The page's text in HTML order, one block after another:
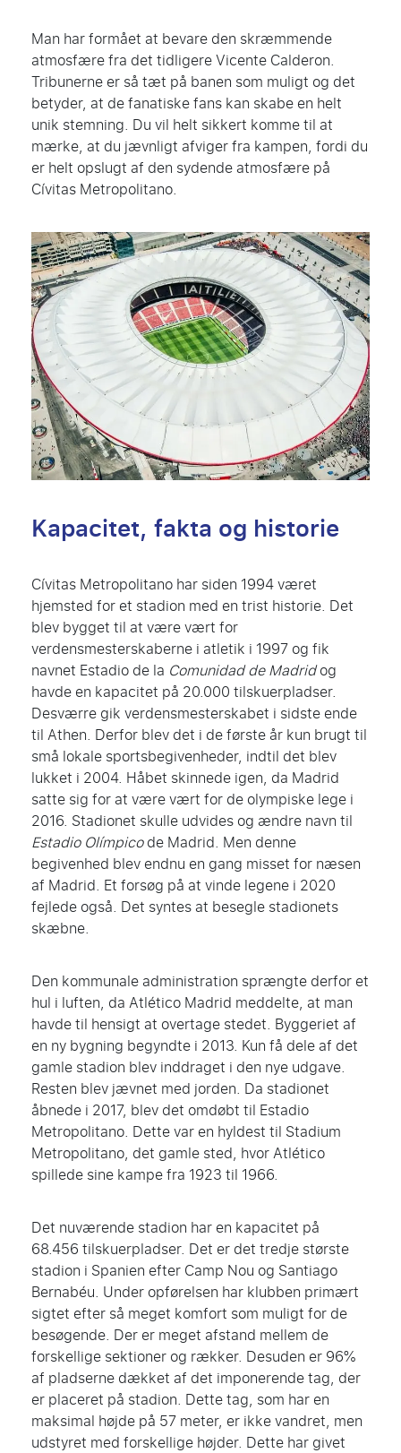
Man har formået at bevare den skræmmende
atmosfære fra det tidligere Vicente Calderon.
Tribunerne er så tæt på banen som muligt og det
betyder, at de fanatiske fans kan skabe en helt
unik stemning. Du vil helt sikkert komme til at
mærke, at du jævnligt afviger fra kampen, fordi du
er helt opslugt af den sydende atmosfære på
Cívitas Metropolitano.
Kapacitet, fakta og historie
Cívitas Metropolitano har siden 1994 været
hjemsted for et stadion med en trist historie. Det
blev bygget til at være vært for
verdensmesterskaberne i atletik i 1997 og fik
navnet Estadio de la Comunidad de Madridog
havde en kapacitet på 20.000 tilskuerpladser.
Desværre gik verdensmesterskabet i sidste ende
til Athen. Derfor blev det i de første år kun brugt til
små lokale sportsbegivenheder, indtil det blev
lukket i 2004. Håbet skinnede igen, da Madrid
satte sig for at være vært for de olympiske lege i
2016. Stadionet skulle udvides og ændre navn til
Estadio Olímpicode Madrid. Men denne
begivenhed blev endnu en gang misset for næsen
af Madrid. Et forsøg på at vinde legene i 2020
fejlede også. Det syntes at besegle stadionets
skæbne.
Den kommunale administration sprængte derfor et
hul i luften, da Atlético Madrid meddelte, at man
havde til hensigt at overtage stedet. Byggeriet af
en ny bygning begyndte i 2013. Kun få dele af det
gamle stadion blev inddraget i den nye udgave.
Resten blev jævnet med jorden. Da stadionet
åbnede i 2017, blev det omdøbt til Estadio
Metropolitano. Dette var en hyldest til Stadium
Metropolitano, det gamle sted, hvor Atlético
spillede sine kampe fra 1923 til 1966.
Det nuværende stadion har en kapacitet på
68.456 tilskuerpladser. Det er det tredje største
stadion i Spanien efter Camp Nou og Santiago
Bernabéu. Under opførelsen har klubben primært
sigtet efter så meget komfort som muligt for de
besøgende. Der er meget afstand mellem de
forskellige sektioner og rækker. Desuden er 96%
af pladserne dækket af det imponerende tag, der
er placeret på stadion. Dette tag, som har en
maksimal højde på 57 meter, er ikke vandret, men
udstyret med forskellige højder. Dette har givet